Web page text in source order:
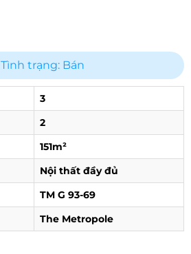
Tình trạng: Bán
3
2
151m²
Nội thất đầy đủ
TM G 93-69
The Metropole